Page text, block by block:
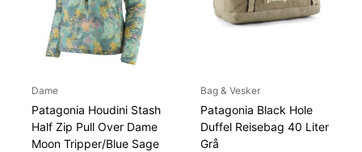
Dame
Patagonia Houdini Stash
Half Zip Pull Over Dame
Moon Tripper/Blue Sage
Bag & Vesker
Patagonia Black Hole
Duffel Reisebag 40 Liter
Grå